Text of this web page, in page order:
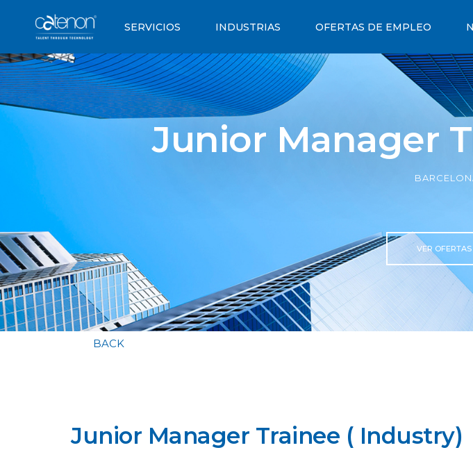
SERVICIOS INDUSTRIAS OFERTAS DE EMPLEO
Junior Manager
VER
BACK
Junior Manager Trainee ( Industry)